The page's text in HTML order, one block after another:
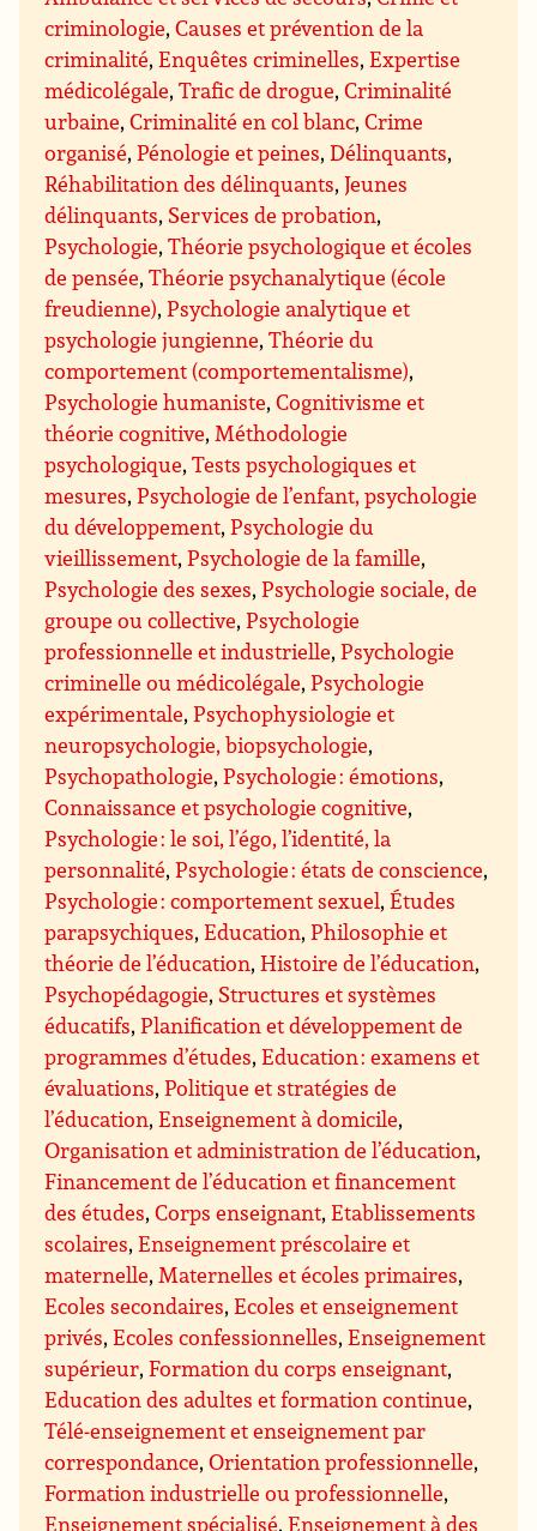
criminologie,Causes et prévention de la
criminalité,Enquêtes criminelles,Expertise
médicolégale,Trafic de drogue,Criminalité
urbaine,Criminalité en col blanc,Crime
organisé,Pénologie et peines,Délinquants,
Réhabilitation des délinquants,Jeunes
délinquants, Services de probation,
Psychologie,Théorie psychologique et écoles
de pensée,Théorie psychanalytique (école
freudienne),Psychologie analytique et
psychologie jungienne,Théorie du
comportement (comportementalisme),
Psychologie humaniste,Cognitivisme et
théorie cognitive,Méthodologie
psychologique,Tests psychologiques et
mesures,Psychologie de l’enfant, psychologie
du développement,Psychologie du
vieillissement,Psychologie de la famille,
Psychologie des sexes,Psychologie sociale, de
groupe ou collective,Psychologie
professionnelle et industrielle,Psychologie
criminelle ou médicolégale,Psychologie
expérimentale,Psychophysiologie et
neuropsychologie, biopsychologie,
Psychopathologie,Psychologie : émotions,
Connaissance et psychologie cognitive,
Psychologie : le soi, l’égo, l’identité, la
personnalité,Psychologie : états de conscience,
Psychologie : comportement sexuel,Études
parapsychiques,Education,Philosophie et
théorie de l’éducation,Histoire de l’éducation,
Psychopédagogie, Structures et systèmes
éducatifs,Planification et développement de
programmes d’études,Education : examens et
évaluations,Politique et stratégies de
l’éducation,Enseignement à domicile,
Organisation et administration de l’éducation,
Financement de l’éducation et financement
des études,Corps enseignant,Etablissements
scolaires,Enseignement préscolaire et
maternelle,Maternelles et écoles primaires,
Ecoles secondaires,Ecoles et enseignement
privés,Ecoles confessionnelles,Enseignement
supérieur,Formation du corps enseignant,
Education des adultes et formation continue,
Télé-enseignement et enseignement par
correspondance,Orientation professionnelle,
Formation industrielle ou professionnelle,
Enseignement spécialisé,Enseignement à des